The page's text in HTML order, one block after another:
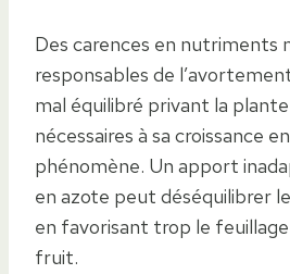
Des carences en nutriments
responsables de
mal équilibré privant la
nécessaires à sa croissance
phénomène. Un apport
en azote peut déséquilibrer
en favorisant trop le
fruit.